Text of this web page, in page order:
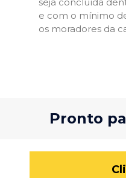
e com o mínimo
os moradores da
Pronto